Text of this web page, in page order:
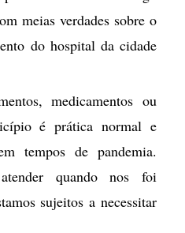
meias verdades sobre o
do hospital da cidade
medicamentos ou
é prática normal e
tempos de pandemia.
quando nos foi
sujeitos a necessitar